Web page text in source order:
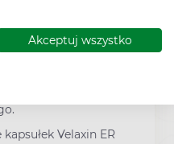
Akceptuj wszystko
stosowania
Następnie,
zmniejszanie
stopniowy.
Velaxin ER